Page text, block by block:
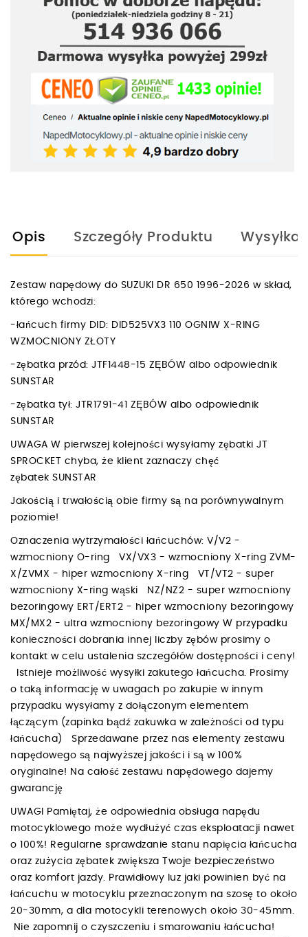
Opis Szczegóły Produktu Wysyłka
Zestaw napędowy do SUZUKI DR 650 1996-2026 w skład,
którego wchodzi:
-łańcuch firmy DID: DID525VX3 110 OGNIW X-RING
WZMOCNIONY ZŁOTY
-zębatka przód: JTF1448-15 ZĘBÓW albo odpowiednik
SUNSTAR
-zębatka tył: JTR1791-41 ZĘBÓW albo odpowiednik
SUNSTAR
UWAGA W pierwszej kolejności wysyłamy zębatki JT
SPROCKET chyba, że klient zaznaczy chęć
zębatek SUNSTAR
Jakością i trwałością obie firmy są na porównywalnym
poziomie!
Oznaczenia wytrzymałości łańcuchów: V/V2 -
wzmocniony O-ring VX/VX3 - wzmocniony X-ring ZVM-
X/ZVMX - hiper wzmocniony X-ring VT/VT2 - super
wzmocniony X-ring wąski NZ/NZ2 - super wzmocniony
bezoringowy ERT/ERT2 - hiper wzmocniony bezoringowy
MX/MX2 - ultra wzmocniony bezoringowy W przypadku
konieczności dobrania innej liczby zębów prosimy o
kontakt w celu ustalenia szczegółów dostępności i ceny!
Istnieje możliwość wysyłki zakutego łańcucha. Prosimy
o taką informację w uwagach po zakupie w innym
przypadku wysyłamy z dołączonym elementem
łączącym (zapinka bądź zakuwka w zależności od typu
łańcucha) Sprzedawane przez nas elementy zestawu
napędowego są najwyższej jakości i są w 100%
oryginalne! Na całość zestawu napędowego dajemy
gwarancję
UWAGI Pamiętaj, że odpowiednia obsługa napędu
motocyklowego może wydłużyć czas eksploatacji nawet
o 100%! Regularne sprawdzanie stanu napięcia łańcucha
oraz zużycia zębatek zwiększa Twoje bezpieczeństwo
oraz komfort jazdy. Prawidłowy luz jaki powinien być na
łańcuchu w motocyklu przeznaczonym na szosę to około
20-30mm, a dla motocykli terenowych około 30-45mm.
Nie zapomnij o czyszczeniu i smarowaniu łańcucha!